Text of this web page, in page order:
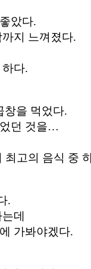
았다.
지 느껴졌다.
다.
창을 먹었다.
던 것을…
최고의 음식 중
.
데
가봐야겠다.